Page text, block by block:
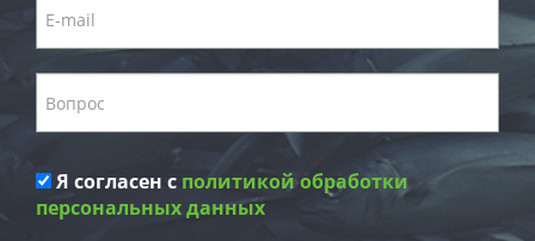
Я согласен с политикой обработки
персональных данных